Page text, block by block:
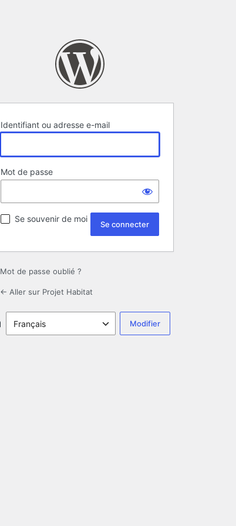
Identifiant ou adresse e-mail
Mot de passe
Se souvenir de moi
Mot de passe oublié ?
← Aller sur Projet Habitat
Langue